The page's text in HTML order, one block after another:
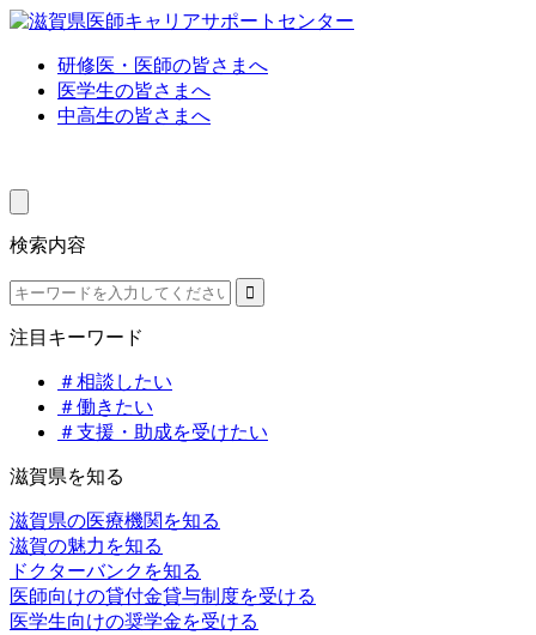
研修医・医師の皆さまへ
医学生の皆さまへ
中高生の皆さまへ
検索内容
注目キーワード
＃相談したい
＃働きたい
＃支援・助成を受けたい
滋賀県を知る
滋賀県の医療機関を知る
滋賀の魅力を知る
ドクターバンクを知る
医師向けの貸付金貸与制度を受ける
医学生向けの奨学金を受ける